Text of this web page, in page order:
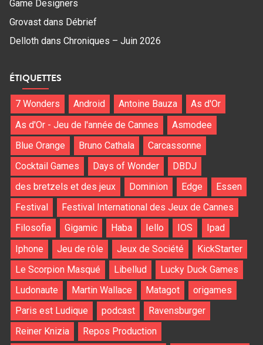
Game Designers
Grovast dans Débrief
Delloth dans Chroniques – Juin 2026
ÉTIQUETTES
7 Wonders Android Antoine Bauza
As d'Or
As d'Or - Jeu de l'année de Cannes
Asmodee
Blue Orange
Bruno Cathala
Carcassonne
Cocktail Games
Days of Wonder
DBDJ
des bretzels et des jeux
Dominion Edge
Essen
Festival
Festival International des Jeux de Cannes
Filosofia
Gigamic Haba Iello IOS
Ipad
Iphone
Jeu de rôle Jeux de Société
KickStarter
Le Scorpion Masqué
Libellud
Lucky Duck Games
Ludonaute
Martin Wallace Matagot
origames
Paris est Ludique
podcast
Ravensburger
Reiner Knizia
Repos Production